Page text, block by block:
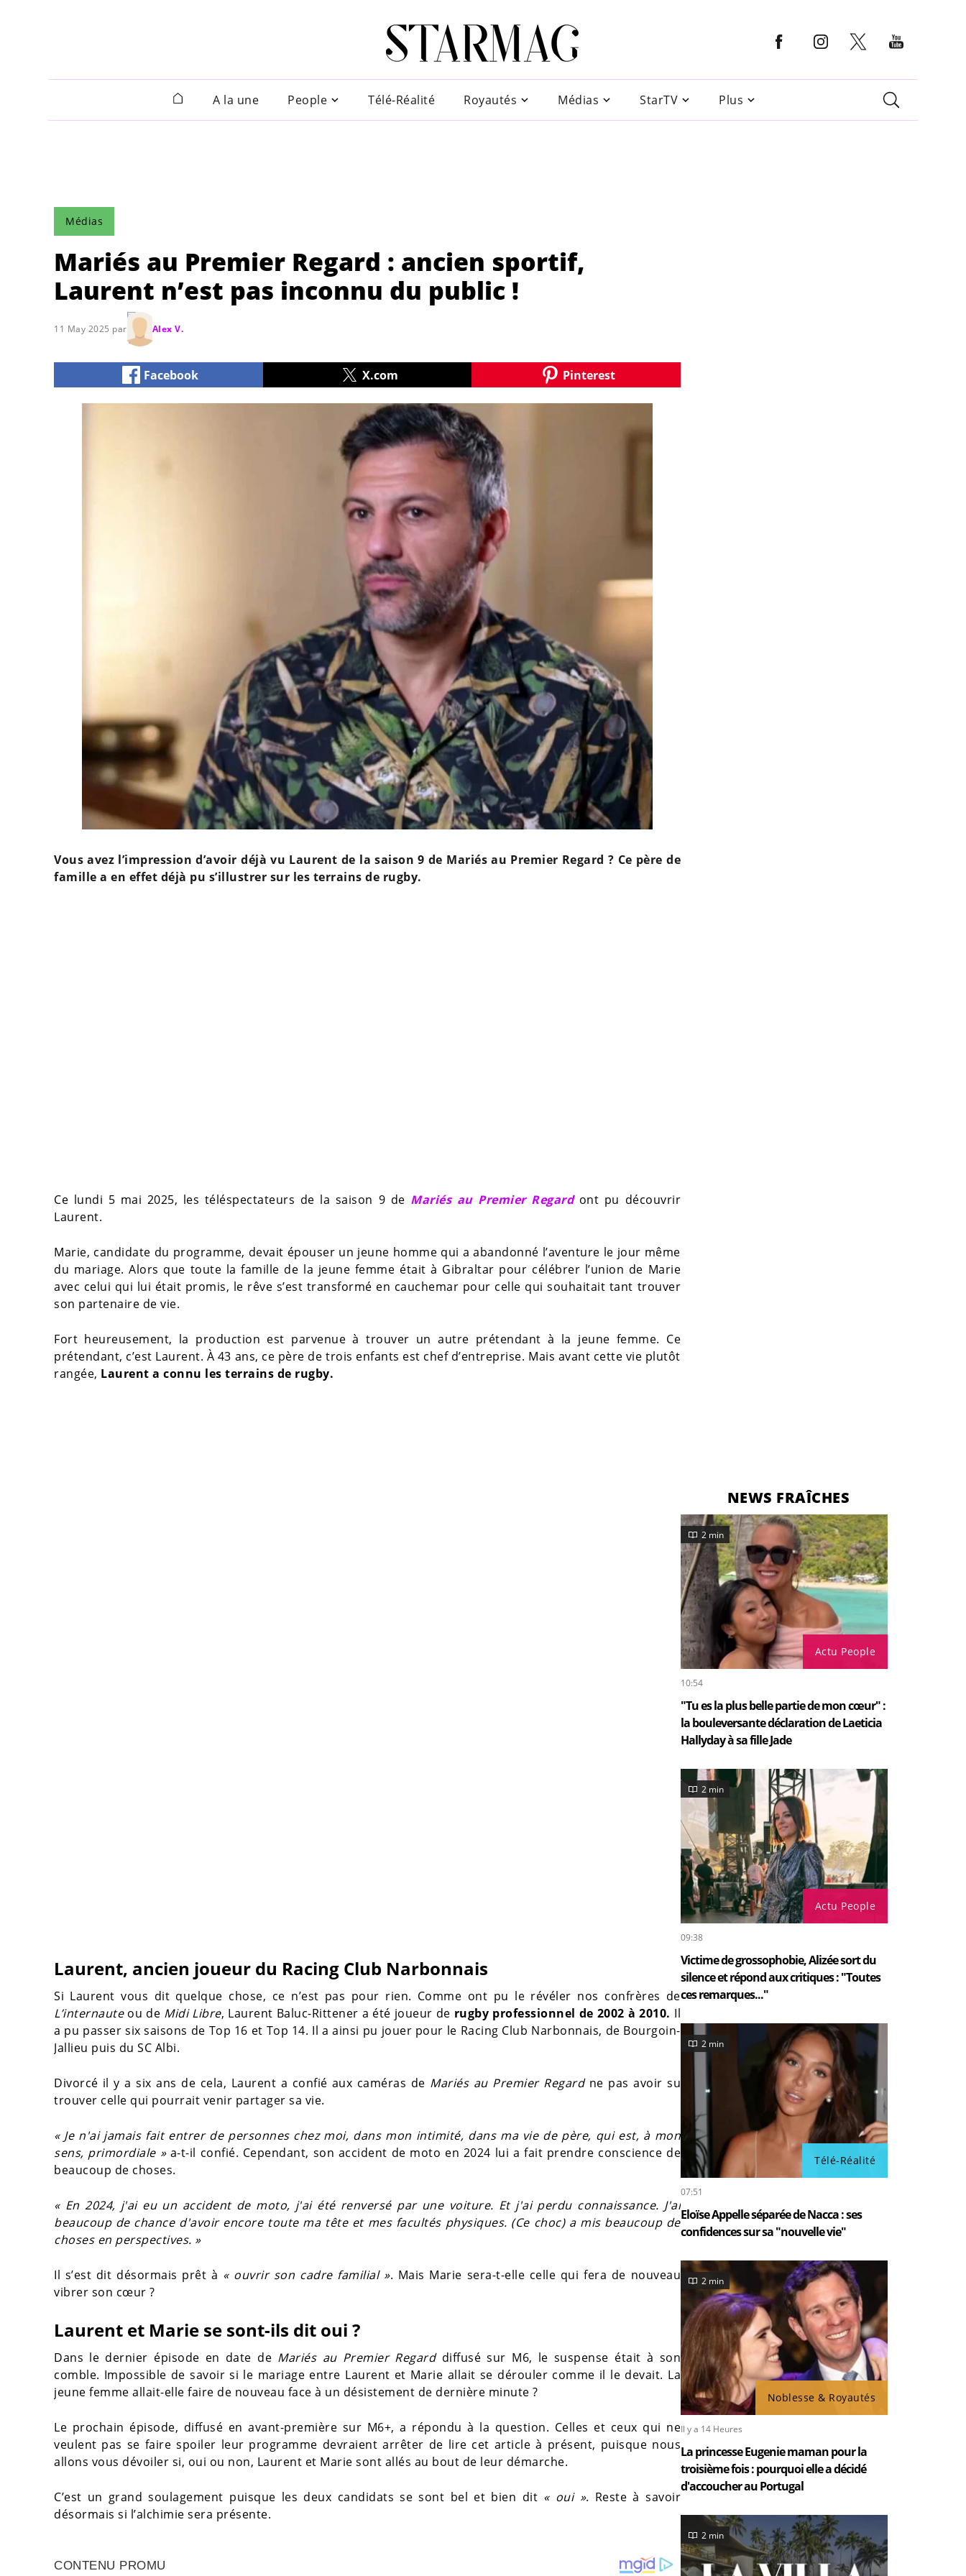
A la une People Télé-Réalité Royautés Médias StarTV Plus
Médias
Mariés au Premier Regard : ancien sportif,
Laurent n’est pas inconnu du public !
11 May 2025 par Alex V.
Facebook X.com Pinterest
Vous avez l’impression d’avoir déjà vu Laurent de la saison 9 de Mariés au Premier Regard ? Ce père de
famille a en effet déjà pu s’illustrer sur les terrains de rugby.
Ce lundi 5 mai 2025, les téléspectateurs de la saison 9 de Mariés au Premier Regard ont pu découvrir
Laurent.
Marie, candidate du programme, devait épouser un jeune homme qui a abandonné l’aventure le jour même
du mariage. Alors que toute la famille de la jeune femme était à Gibraltar pour célébrer l’union de Marie
avec celui qui lui était promis, le rêve s’est transformé en cauchemar pour celle qui souhaitait tant trouver
son partenaire de vie.
Fort heureusement, la production est parvenue à trouver un autre prétendant à la jeune femme. Ce
prétendant, c’est Laurent. À 43 ans, ce père de trois enfants est chef d’entreprise. Mais avant cette vie plutôt
rangée, Laurent a connu les terrains de rugby.
Laurent, ancien joueur du Racing Club Narbonnais
Si Laurent vous dit quelque chose, ce n’est pas pour rien. Comme ont pu le révéler nos confrères de
L’internauteou de Midi Libre, Laurent Baluc-Rittener a été joueur de rugby professionnel de 2002 à 2010. Il
a pu passer six saisons de Top 16 et Top 14. Il a ainsi pu jouer pour le Racing Club Narbonnais, de Bourgoin-
Jallieu puis du SC Albi.
Divorcé il y a six ans de cela, Laurent a confié aux caméras de Mariés au Premier Regardne pas avoir su
trouver celle qui pourrait venir partager sa vie.
« Je n'ai jamais fait entrer de personnes chez moi, dans mon intimité, dans ma vie de père, qui est, à mon
sens, primordiale »a-t-il confié. Cependant, son accident de moto en 2024 lui a fait prendre conscience de
beaucoup de choses.
« En 2024, j'ai eu un accident de moto, j'ai été renversé par une voiture. Et j'ai perdu connaissance. J'ai
beaucoup de chance d'avoir encore toute ma tête et mes facultés physiques. (Ce choc) a mis beaucoup de
choses en perspectives. »
Il s’est dit désormais prêt à « ouvrir son cadre familial ». Mais Marie sera-t-elle celle qui fera de nouveau
vibrer son cœur ?
Laurent et Marie se sont-ils dit oui ?
Dans le dernier épisode en date de Mariés au Premier Regarddiffusé sur M6, le suspense était à son
comble. Impossible de savoir si le mariage entre Laurent et Marie allait se dérouler comme il le devait. La
jeune femme allait-elle faire de nouveau face à un désistement de dernière minute ?
Le prochain épisode, diffusé en avant-première sur M6+, a répondu à la question. Celles et ceux qui ne
veulent pas se faire spoiler leur programme devraient arrêter de lire cet article à présent, puisque nous
allons vous dévoiler si, oui ou non, Laurent et Marie sont allés au bout de leur démarche.
C’est un grand soulagement puisque les deux candidats se sont bel et bien dit « oui ». Reste à savoir
désormais si l’alchimie sera présente.
NEWS FRAÎCHES
Actu People
2 min
10:54
"Tu es la plus belle partie de mon cœur" :
la bouleversante déclaration de Laeticia
Hallyday à sa fille Jade
Actu People
2 min
09:38
Victime de grossophobie, Alizée sort du
silence et répond aux critiques : "Toutes
ces remarques..."
Télé-Réalité
2 min
07:51
Eloïse Appelle séparée de Nacca : ses
confidences sur sa "nouvelle vie"
Noblesse & Royautés
2 min
Il y a 14 Heures
La princesse Eugenie maman pour la
troisième fois : pourquoi elle a décidé
d'accoucher au Portugal
2 min